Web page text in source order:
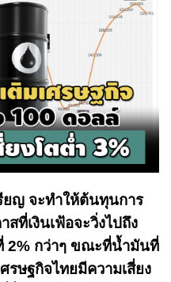
ยญ จะทำให้ต้นทุนการ
ที่เงินเฟ้อจะวิ่งไปถึง
2% กว่าๆ ขณะที่น้ำมันที่
รษฐกิจไทยมีความเสี่ยง